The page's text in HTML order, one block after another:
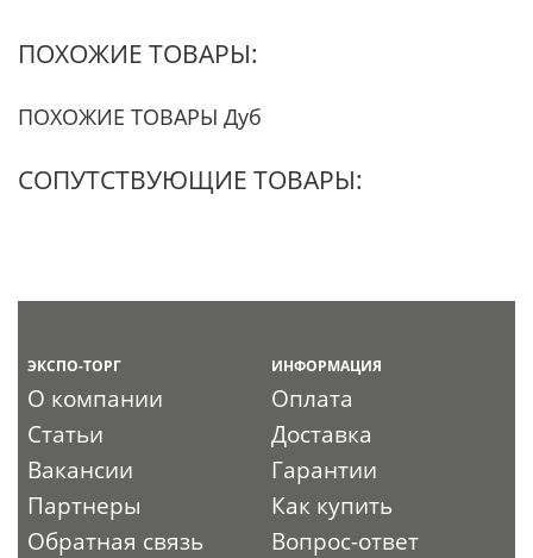
ПОХОЖИЕ ТОВАРЫ:
ПОХОЖИЕ ТОВАРЫ Дуб
СОПУТСТВУЮЩИЕ ТОВАРЫ:
ЭКСПО-ТОРГ
О компании
Статьи
Вакансии
Партнеры
Обратная связь
ИНФОРМАЦИЯ
Оплата
Доставка
Гарантии
Как купить
Вопрос-ответ